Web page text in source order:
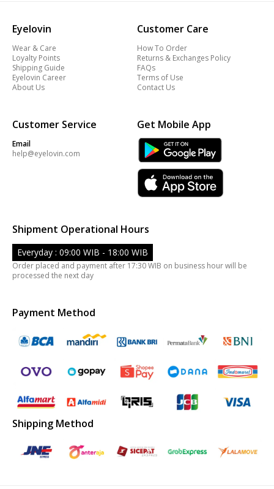
Eyelovin
Wear & Care
Loyalty Points
Shipping Guide
Eyelovin Career
About Us
Customer Care
How To Order
Returns & Exchanges Policy
FAQs
Terms of Use
Contact Us
Customer Service
Email
help@eyelovin.com
Get Mobile App
Shipment Operational Hours
Everyday : 09:00 WIB - 18:00 WIB
Order placed and payment after 17:30 WIB on business hour will be
processed the next day
Payment Method
Shipping Method